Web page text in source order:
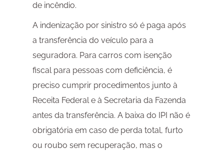
de incêndio.
A indenização por sinistro só é paga após
a transferência do veículo para a
seguradora. Para carros com isenção
fiscal para pessoas com deficiência, é
preciso cumprir procedimentos junto à
Receita Federal e à Secretaria da Fazenda
antes da transferência. A baixa do IPI não é
obrigatória em caso de perda total, furto
ou roubo sem recuperação, mas o